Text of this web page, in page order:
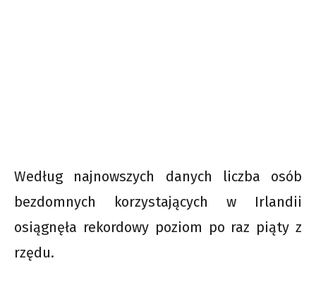
Według najnowszych danych liczba osób
bezdomnych korzystających w Irlandii
osiągnęła rekordowy poziom po raz piąty z
rzędu.